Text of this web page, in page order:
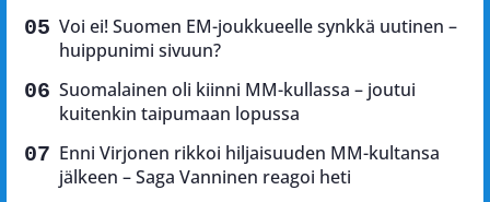
Voi ei! Suomen EM-joukkueelle synkkä uutinen –
huippunimi sivuun?
Suomalainen oli kiinni MM-kullassa – joutui
kuitenkin taipumaan lopussa
Enni Virjonen rikkoi hiljaisuuden MM-kultansa
jälkeen – Saga Vanninen reagoi heti